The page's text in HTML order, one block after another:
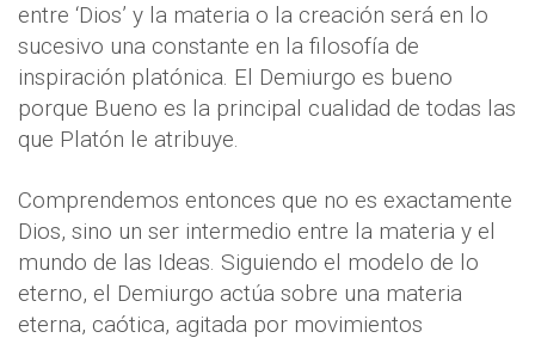
entre ‘Dios’ y la materia o la creación será en lo
sucesivo una constante en la filosofía de
inspiración platónica. El Demiurgo es bueno
porque Bueno es la principal cualidad de todas las
que Platón le atribuye.
Comprendemos entonces que no es exactamente
Dios, sino un ser intermedio entre la materia y el
mundo de las Ideas. Siguiendo el modelo de lo
eterno, el Demiurgo actúa sobre una materia
eterna, caótica, agitada por movimientos